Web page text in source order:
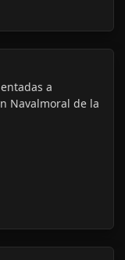
a
Navalmoral de la